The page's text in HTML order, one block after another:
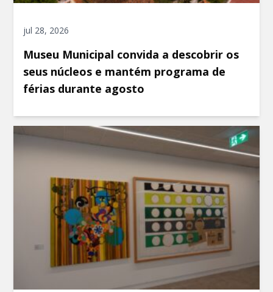
jul 28, 2026
Museu Municipal convida a descobrir os
seus núcleos e mantém programa de
férias durante agosto